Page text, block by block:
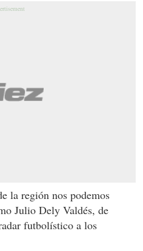
la región nos podemos
Julio Dely Valdés, de
futbolístico a los